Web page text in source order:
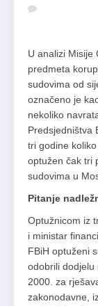
U analizi Misije
predmeta
sudovima od
označeno je
nekoliko
Predsjedništva
tri godine
optužen čak tri
sudovima u
Pitanje
Optužnicom iz
i ministar
FBiH optuženi
odobrili dodjelu
2000. za
zakonodavne,